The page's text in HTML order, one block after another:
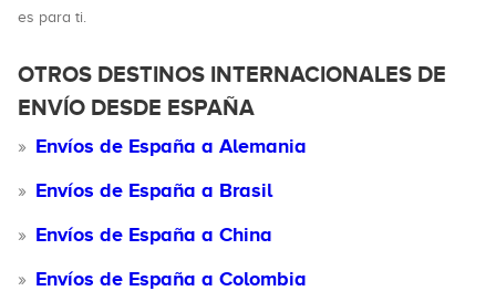
es para ti.
OTROS DESTINOS INTERNACIONALES DE
ENVÍO DESDE ESPAÑA
Envíos de España a Alemania
Envíos de España a Brasil
Envíos de España a China
Envíos de España a Colombia